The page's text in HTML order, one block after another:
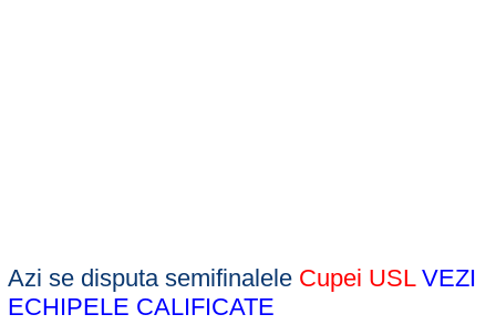
Azi se disputa semifinalele Cupei USLVEZI
ECHIPELE CALIFICATE